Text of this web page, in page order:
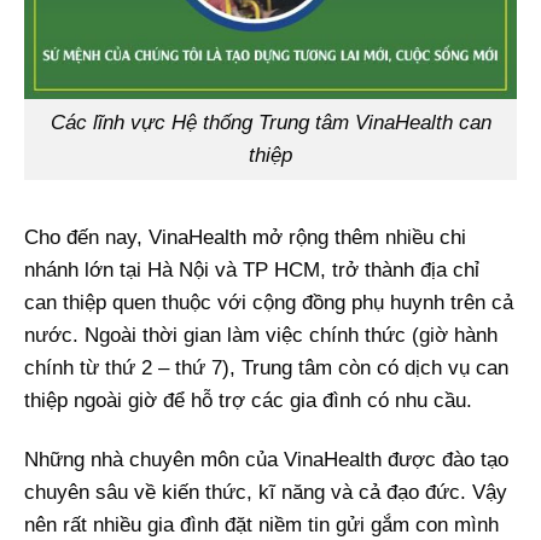
Các lĩnh vực Hệ thống Trung tâm VinaHealth can
thiệp
Cho đến nay, VinaHealth mở rộng thêm nhiều chi
nhánh lớn tại Hà Nội và TP HCM, trở thành địa chỉ
can thiệp quen thuộc với cộng đồng phụ huynh trên cả
nước. Ngoài thời gian làm việc chính thức (giờ hành
chính từ thứ 2 – thứ 7), Trung tâm còn có dịch vụ can
thiệp ngoài giờ để hỗ trợ các gia đình có nhu cầu.
Những nhà chuyên môn của VinaHealth được đào tạo
chuyên sâu về kiến thức, kĩ năng và cả đạo đức. Vậy
nên rất nhiều gia đình đặt niềm tin gửi gắm con mình